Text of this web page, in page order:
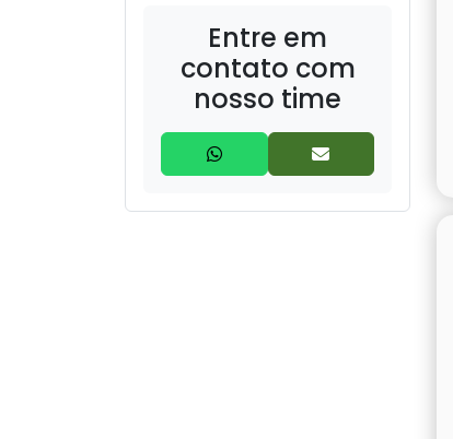
Etiquetas Lacre Delivery
Ribbon
Entre em
contato com
nosso time